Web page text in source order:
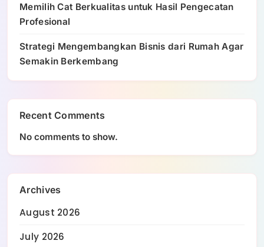
Memilih Cat Berkualitas untuk Hasil Pengecatan
Profesional
Strategi Mengembangkan Bisnis dari Rumah Agar
Semakin Berkembang
Recent Comments
No comments to show.
Archives
August 2026
July 2026